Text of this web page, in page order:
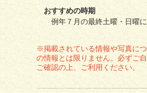
おすすめの時期
例年７月の最終土曜・日曜
※掲載されている情報や写真に
の情報とは限りません。必ずご
ご確認の上、ご利用ください。